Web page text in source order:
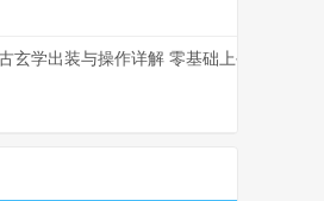
玄学出装与操作详解 零基础上手到乱杀的